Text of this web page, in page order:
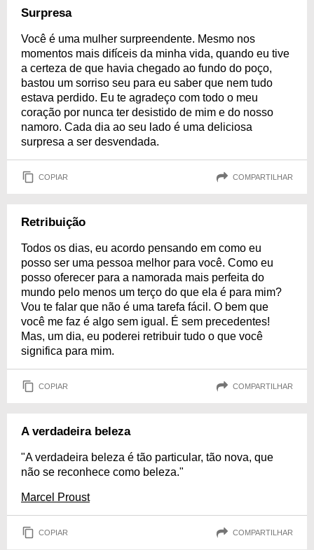
Surpresa
Você é uma mulher surpreendente. Mesmo nos
momentos mais difíceis da minha vida, quando eu tive
a certeza de que havia chegado ao fundo do poço,
bastou um sorriso seu para eu saber que nem tudo
estava perdido. Eu te agradeço com todo o meu
coração por nunca ter desistido de mim e do nosso
namoro. Cada dia ao seu lado é uma deliciosa
surpresa a ser desvendada.
COPIAR COMPARTILHAR
Retribuição
Todos os dias, eu acordo pensando em como eu
posso ser uma pessoa melhor para você. Como eu
posso oferecer para a namorada mais perfeita do
mundo pelo menos um terço do que ela é para mim?
Vou te falar que não é uma tarefa fácil. O bem que
você me faz é algo sem igual. É sem precedentes!
Mas, um dia, eu poderei retribuir tudo o que você
significa para mim.
COPIAR COMPARTILHAR
A verdadeira beleza
"A verdadeira beleza é tão particular, tão nova, que
não se reconhece como beleza."
Marcel Proust
COPIAR COMPARTILHAR